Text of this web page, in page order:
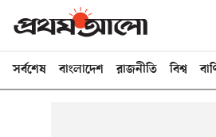
সর্বশেষ বাংলাদেশ রাজনীতি বিশ্ব